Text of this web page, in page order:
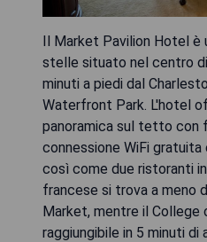
Il Market Pavilion Hotel è
stelle situato nel centro
minuti a piedi dal
Waterfront Park. L'hotel
panoramica sul tetto con
connessione WiFi gratuita
così come due ristoranti
francese si trova a meno
Market, mentre il College
raggiungibile in 5 minuti di